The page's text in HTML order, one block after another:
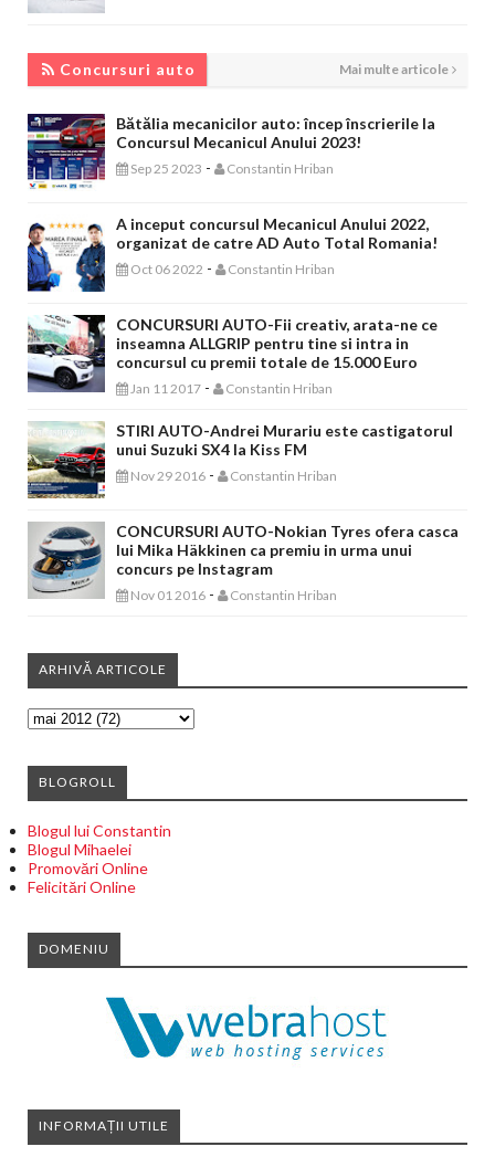
Concursuri auto Mai multe articole
Bătălia mecanicilor auto: încep înscrierile la
Concursul Mecanicul Anului 2023!
Sep 25 2023 - Constantin Hriban
A inceput concursul Mecanicul Anului 2022,
organizat de catre AD Auto Total Romania!
Oct 06 2022 - Constantin Hriban
CONCURSURI AUTO-Fii creativ, arata-ne ce
inseamna ALLGRIP pentru tine si intra in
concursul cu premii totale de 15.000 Euro
Jan 11 2017 - Constantin Hriban
STIRI AUTO-Andrei Murariu este castigatorul
unui Suzuki SX4 la Kiss FM
Nov 29 2016 - Constantin Hriban
CONCURSURI AUTO-Nokian Tyres ofera casca
lui Mika Häkkinen ca premiu in urma unui
concurs pe Instagram
Nov 01 2016 - Constantin Hriban
ARHIVĂ ARTICOLE
BLOGROLL
Blogul lui Constantin
Blogul Mihaelei
Promovări Online
Felicitări Online
DOMENIU
INFORMAȚII UTILE